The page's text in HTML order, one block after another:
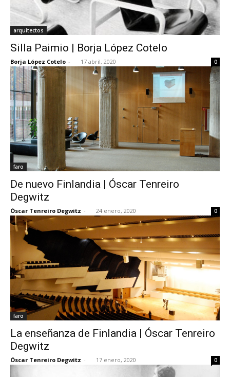
arquitectos
Silla Paimio | Borja López Cotelo
Borja López Cotelo - 17 abril, 2020 0
faro
De nuevo Finlandia | Óscar Tenreiro
Degwitz
Óscar Tenreiro Degwitz - 24 enero, 2020 0
faro
La enseñanza de Finlandia | Óscar Tenreiro
Degwitz
Óscar Tenreiro Degwitz - 17 enero, 2020 0